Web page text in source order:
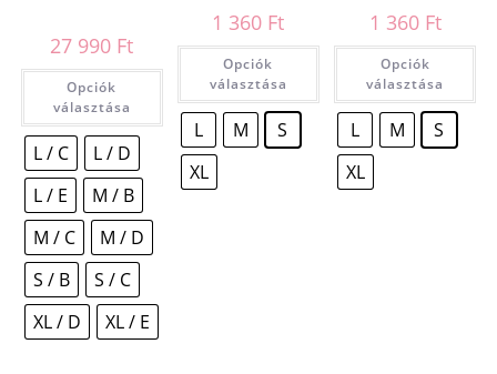
27 990 Ft
Opciók
választása
L / C
L / D
L / E
M / B
M / C
M / D
S / B
S / C
XL / D
XL / E
1 360 Ft
Opciók
választása
L M
S
XL
1 360 Ft
Opciók
választása
L M
S
XL